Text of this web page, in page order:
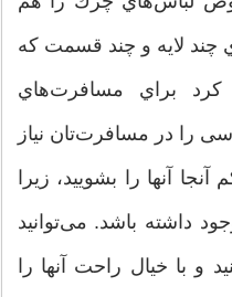
چند لايه و چند قسمت كه
كرد براي مسافرت‌هاي
را در مسافرت‌تان نیاز
آنها را بشویید، زیرا
داشته باشد. می‌توانید
و با خیال راحت آنها را